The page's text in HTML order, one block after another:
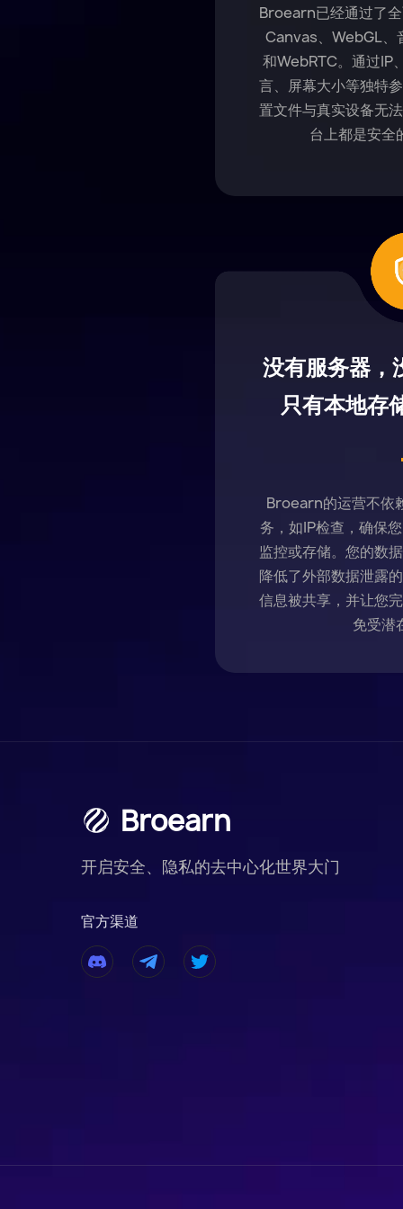
Broearn已经通过了
Canvas、WebGL、
和WebRTC。通过
言、屏幕大小等独特
置文件与真实设备无
台上都是安全
没有服务器
只有本地存
Broearn的运营不依
务，如IP检查，确保
监控或存储。您的数
降低了外部数据泄露
信息被共享，并让您
免受潜
Broearn
开启安全、隐私的去中心化世界大门
官方渠道